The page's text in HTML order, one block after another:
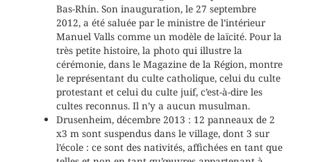
Bas-Rhin. Son inauguration, le 27 septembre
2012, a été saluée par le ministre de l’intérieur
Manuel Valls comme un modèle de laïcité. Pour la
très petite histoire, la photo qui illustre la
cérémonie, dans le Magazine de la Région, montre
le représentant du culte catholique, celui du culte
protestant et celui du culte juif, c’est-à-dire les
cultes reconnus. Il n’y a aucun musulman.
Drusenheim, décembre 2013 : 12 panneaux de 2
x3 m sont suspendus dans le village, dont 3 sur
l’école : ce sont des nativités, affichées en tant que